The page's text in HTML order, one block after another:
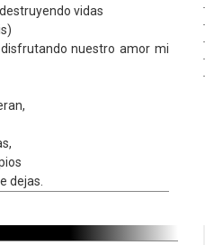
vidas
nuestro amor mi
dejas.